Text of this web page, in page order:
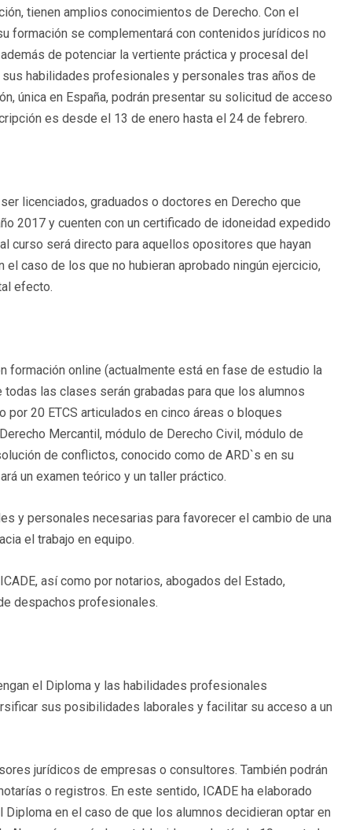
tienen amplios conocimientos de Derecho. Con el
formación se complementará con contenidos jurídicos no
de potenciar la vertiente práctica y procesal del
habilidades profesionales y personales tras años de
única en España, podrán presentar su solicitud de acceso
es desde el 13 de enero hasta el 24 de febrero.
licenciados, graduados o doctores en Derecho que
2017 y cuenten con un certificado de idoneidad expedido
curso será directo para aquellos opositores que hayan
caso de los que no hubieran aprobado ningún ejercicio,
efecto.
formación online (actualmente está en fase de estudio la
las clases serán grabadas para que los alumnos
20 ETCS articulados en cinco áreas o bloques
Mercantil, módulo de Derecho Civil, módulo de
de conflictos, conocido como de ARD`s en su
un examen teórico y un taller práctico.
y personales necesarias para favorecer el cambio de una
el trabajo en equipo.
así como por notarios, abogados del Estado,
despachos profesionales.
el Diploma y las habilidades profesionales
sus posibilidades laborales y facilitar su acceso a un
jurídicos de empresas o consultores. También podrán
o registros. En este sentido, ICADE ha elaborado
en el caso de que los alumnos decidieran optar en